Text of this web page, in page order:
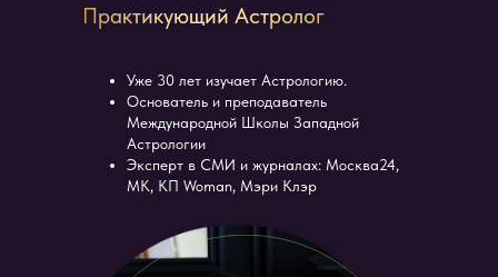
Уже 30 лет изучает Астрологию.
Основатель и преподаватель
Международной Школы Западной
Астрологии
Эксперт в СМИ и журналах: Москва24,
МК, КП Woman, Мэри Клэр
Практикующий Астролог